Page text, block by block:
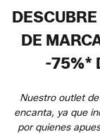
DE
-75%*
Nuestro outlet
encanta, ya que
por quienes